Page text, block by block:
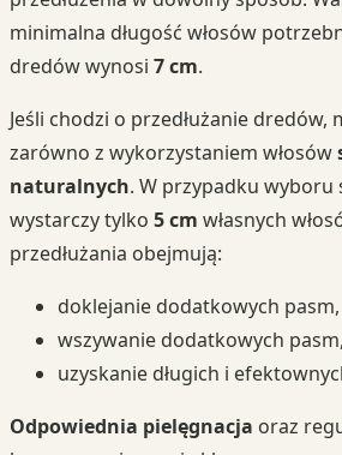
minimalna długość włosów
dredów wynosi 7 cm.
Jeśli chodzi o przedłużanie dredów,
zarówno z wykorzystaniem włosów
naturalnych. W przypadku wyboru
wystarczy tylko 5 cm własnych
przedłużania obejmują:
doklejanie dodatkowych pasm,
wszywanie dodatkowych pasm,
uzyskanie długich i
Odpowiednia pielęgnacja oraz